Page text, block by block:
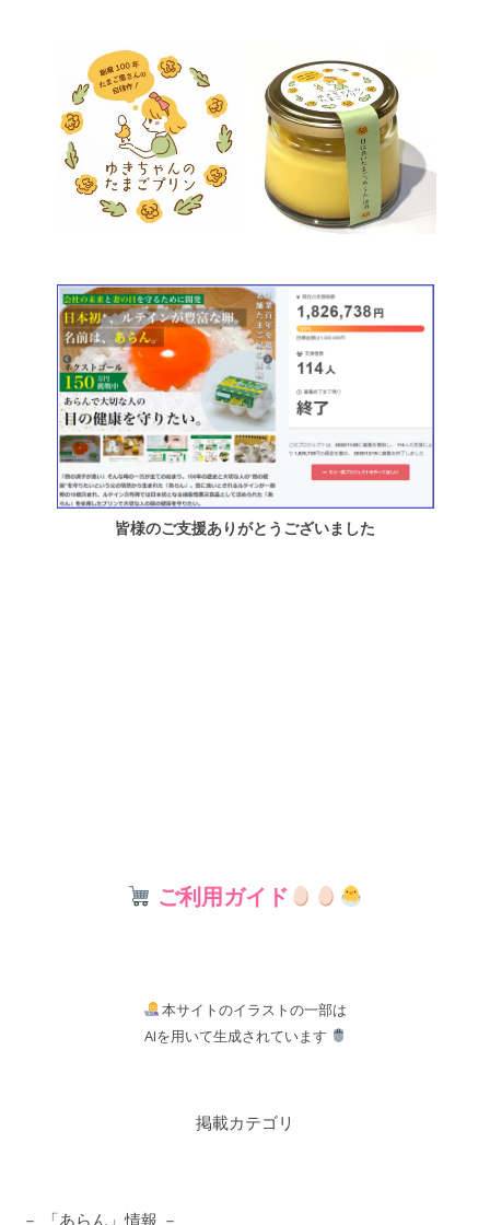
皆様のご支援ありがとうございました
ご利用ガイド
本サイトのイラストの一部は
AIを用いて生成されています
掲載カテゴリ
－ 「あらん」情報 －